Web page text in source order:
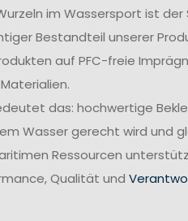
im Wassersport ist der
Bestandteil unserer
auf PFC-freie
das: hochwertige
Wasser gerecht wird und
Ressourcen
Qualität und